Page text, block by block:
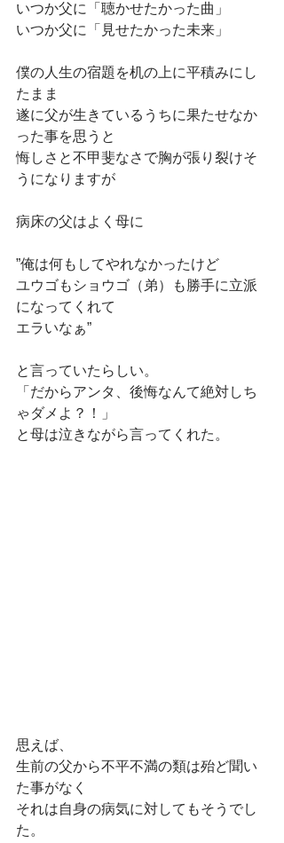
いつか父に「聴かせたかった曲」
いつか父に「見せたかった未来」
僕の人生の宿題を机の上に平積みにし
たまま
遂に父が生きているうちに果たせなか
った事を思うと
悔しさと不甲斐なさで胸が張り裂けそ
うになりますが
病床の父はよく母に
”俺は何もしてやれなかったけど
ユウゴもショウゴ（弟）も勝手に立派
になってくれて
エラいなぁ”
と言っていたらしい。
「だからアンタ、後悔なんて絶対しち
ゃダメよ？！」
と母は泣きながら言ってくれた。
思えば、
生前の父から不平不満の類は殆ど聞い
た事がなく
それは自身の病気に対してもそうでし
た。